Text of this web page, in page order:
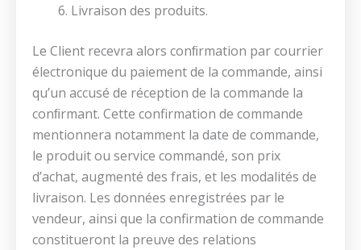
Livraison des produits.
Le Client recevra alors conﬁrmation par courrier
électronique du paiement de la commande, ainsi
qu’un accusé de réception de la commande la
conﬁrmant. Cette confirmation de commande
mentionnera notamment la date de commande,
le produit ou service commandé, son prix
d’achat, augmenté des frais, et les modalités de
livraison. Les données enregistrées par le
vendeur, ainsi que la confirmation de commande
constitueront la preuve des relations